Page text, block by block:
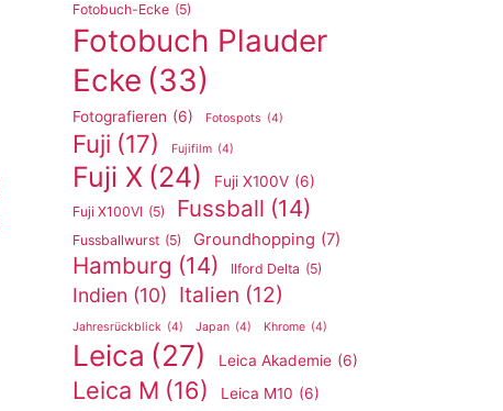
Fotobuch-Ecke (5)
Fotobuch Plauder
Ecke (33)
Fotografieren (6) Fotospots (4)
Fuji (17) Fujifilm (4)
Fuji X (24) Fuji X100V (6)
Fuji X100VI (5) Fussball (14)
Fussballwurst (5) Groundhopping (7)
Hamburg (14) Ilford Delta (5)
Indien (10) Italien (12)
Jahresrückblick (4) Japan (4) Khrome (4)
Leica (27) Leica Akademie (6)
Leica M (16) Leica M10 (6)